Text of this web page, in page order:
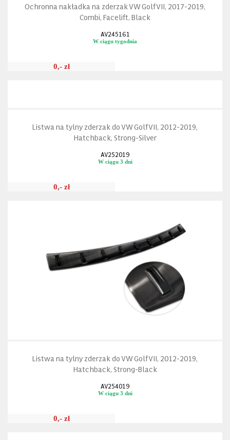
Ochronna nakładka na zderzak VW Golf VII, 2017-2019,
Combi, Facelift, Black
AV245161
W ciągu tygodnia
0,- zł
Listwa na tylny zderzak do VW Golf VII, 2012-2019,
Hatchback, Strong-Silver
AV252019
W ciągu 3 dni
0,- zł
Listwa na tylny zderzak do VW Golf VII, 2012-2019,
Hatchback, Strong-Black
AV254019
W ciągu 3 dni
0,- zł